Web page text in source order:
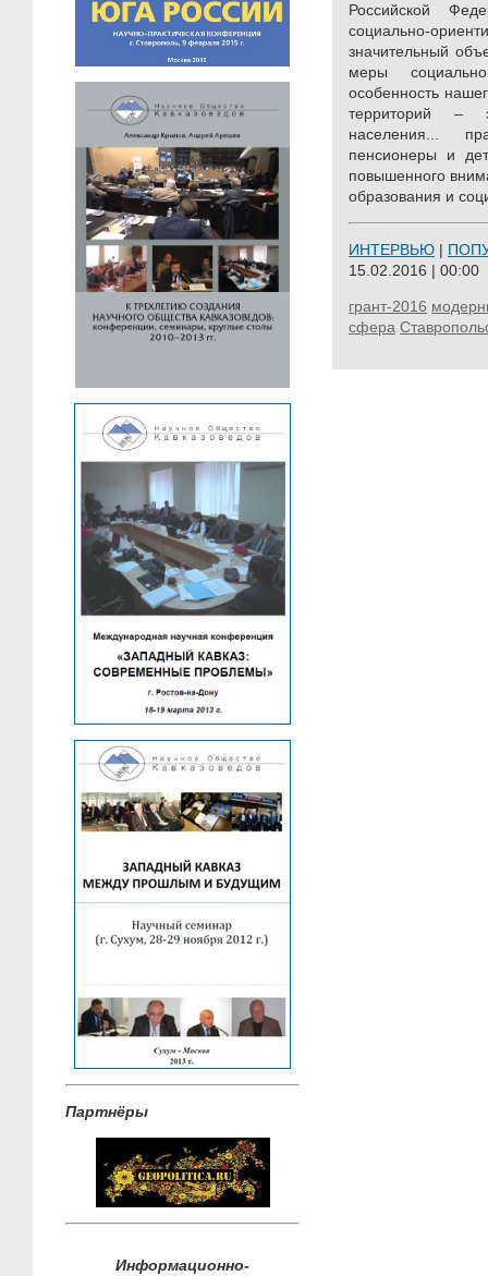
Партнёры
Информационно-
Российской
социально-
значительный
меры
особенность
территорий –
населения...
пенсионеры и
повышенного
образования и
ИНТЕРВЬЮ |
15.02.2016 | 00:00
грант-2016
сфера